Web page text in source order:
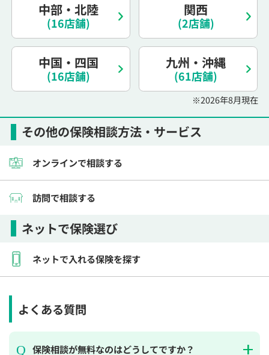
その他の保険相談方法・サービス
オンラインで相談する
訪問で相談する
ネットで保険選び
ネットで入れる保険を探す
中部・北陸
(16店舗)
関西
(2店舗)
中国・四国
(16店舗)
九州・沖縄
(61店舗)
※2026年8月現在
よくある質問
保険相談が無料なのはどうしてですか？